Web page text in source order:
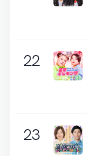
22
23